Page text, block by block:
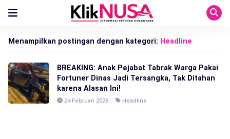
Menampilkan postingan dengan kategori: Headline
BREAKING: Anak Pejabat Tabrak Warga Pakai
Fortuner Dinas Jadi Tersangka, Tak Ditahan
karena Alasan Ini!
24 Februari 2026 Headline